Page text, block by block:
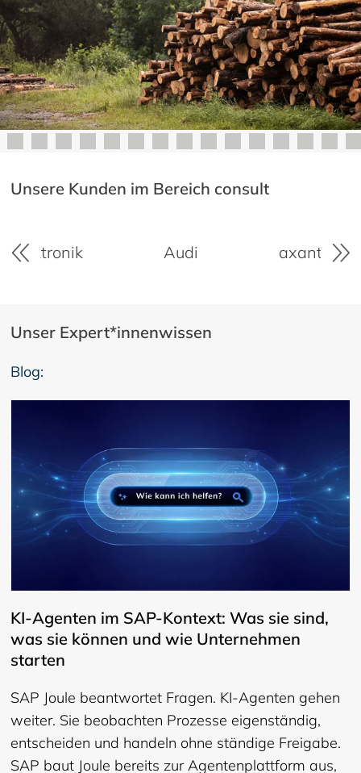
Unsere Kunden im Bereich consult
Audi axantis AG
Unser Expert*innenwissen
Blog:
KI-Agenten im SAP-Kontext: Was sie sind,
was sie können und wie Unternehmen
starten
SAP Joule beantwortet Fragen. KI-Agenten gehen
weiter. Sie beobachten Prozesse eigenständig,
entscheiden und handeln ohne ständige Freigabe.
SAP baut Joule bereits zur Agentenplattform aus,